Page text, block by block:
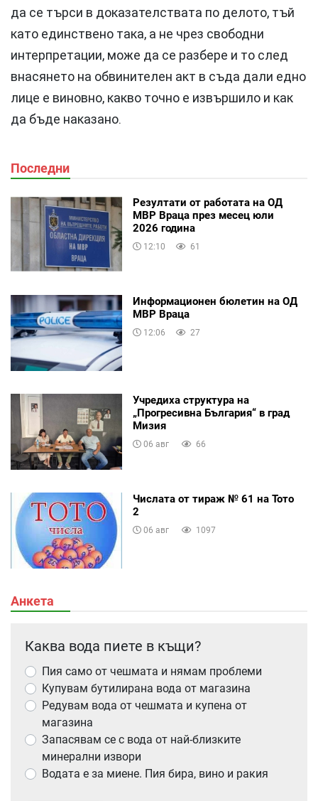
да се търси в доказателствата по делото, тъй
като единствено така, а не чрез свободни
интерпретации, може да се разбере и то след
внасянето на обвинителен акт в съда дали едно
лице е виновно, какво точно е извършило и как
да бъде наказано.
Последни
Резултати от работата на ОД
МВР Враца през месец юли
2026 година
12:10 61
Информационен бюлетин на ОД
МВР Враца
12:06 27
Учредиха структура на
„Прогресивна България“ в град
Мизия
06 авг 66
Числата от тираж № 61 на Тото
2
06 авг 1097
Анкета
Каква вода пиете в къщи?
Пия само от чешмата и нямам проблеми
Купувам бутилирана вода от магазина
Редувам вода от чешмата и купена от
магазина
Запасявам се с вода от най-близките
минерални извори
Водата е за миене. Пия бира, вино и ракия